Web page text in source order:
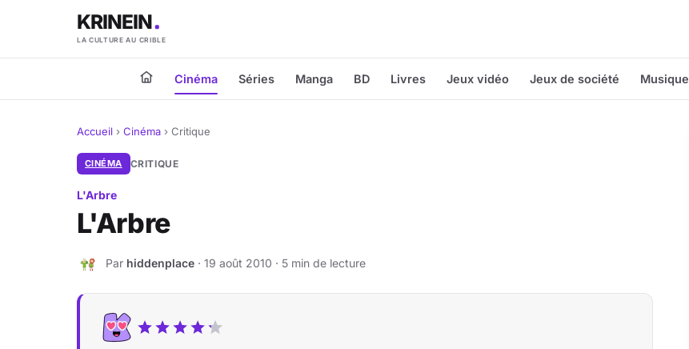
KRINEIN
LA CULTURE AU CRIBLE
Cinéma Séries Manga BD Livres Jeux vidéo Jeux de société Musique
Accueil › Cinéma › Critique
CINÉMA CRITIQUE
L'Arbre
L'Arbre
H Par hiddenplace · 19 août 2010 · 5 min de lecture